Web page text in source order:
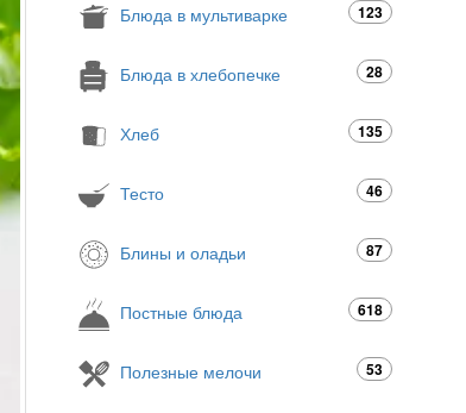
Блюда в мультиварке 123
Блюда в хлебопечке 28
Хлеб 135
Тесто 46
Блины и оладьи 87
Постные блюда 618
Полезные мелочи 53